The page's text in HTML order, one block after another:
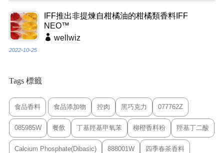
IFF推出非提煉自柑橘油的柑橘類香料IFF
NEO™
wellwiz
2022-10-25
Tags 標籤
食品香料 食品添加物 控肉 黑巧克力 077762Z
085985W 餐飲 丁基羥基甲氧苯 柳橙香料粉 羥基丁二酸
Calcium Phosphate(Dibasic) 888001W 四季春茶香料